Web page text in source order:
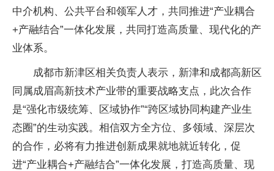
中介机构、公共平台和领军人才，共同推进“产业耦合
+产融结合”一体化发展，共同打造高质量、现代化的产
业体系。
成都市新津区相关负责人表示，新津和成都高新区
同属成眉高新技术产业带的重要战略支点，此次合作
是“强化市级统筹、区域协作”“跨区域协同构建产业生
态圈”的生动实践。相信双方全方位、多领域、深层次
的合作，必将有力推进创新成果就地就近转化，促
进“产业耦合+产融结合”一体化发展，打造高质量、现